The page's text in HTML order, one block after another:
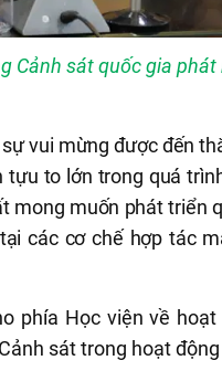
Cảnh sát quốc gia
vui mừng được đến
to lớn trong quá
mong muốn phát triển
các cơ chế hợp tác
phía Học viện về hoạt
sát trong hoạt động